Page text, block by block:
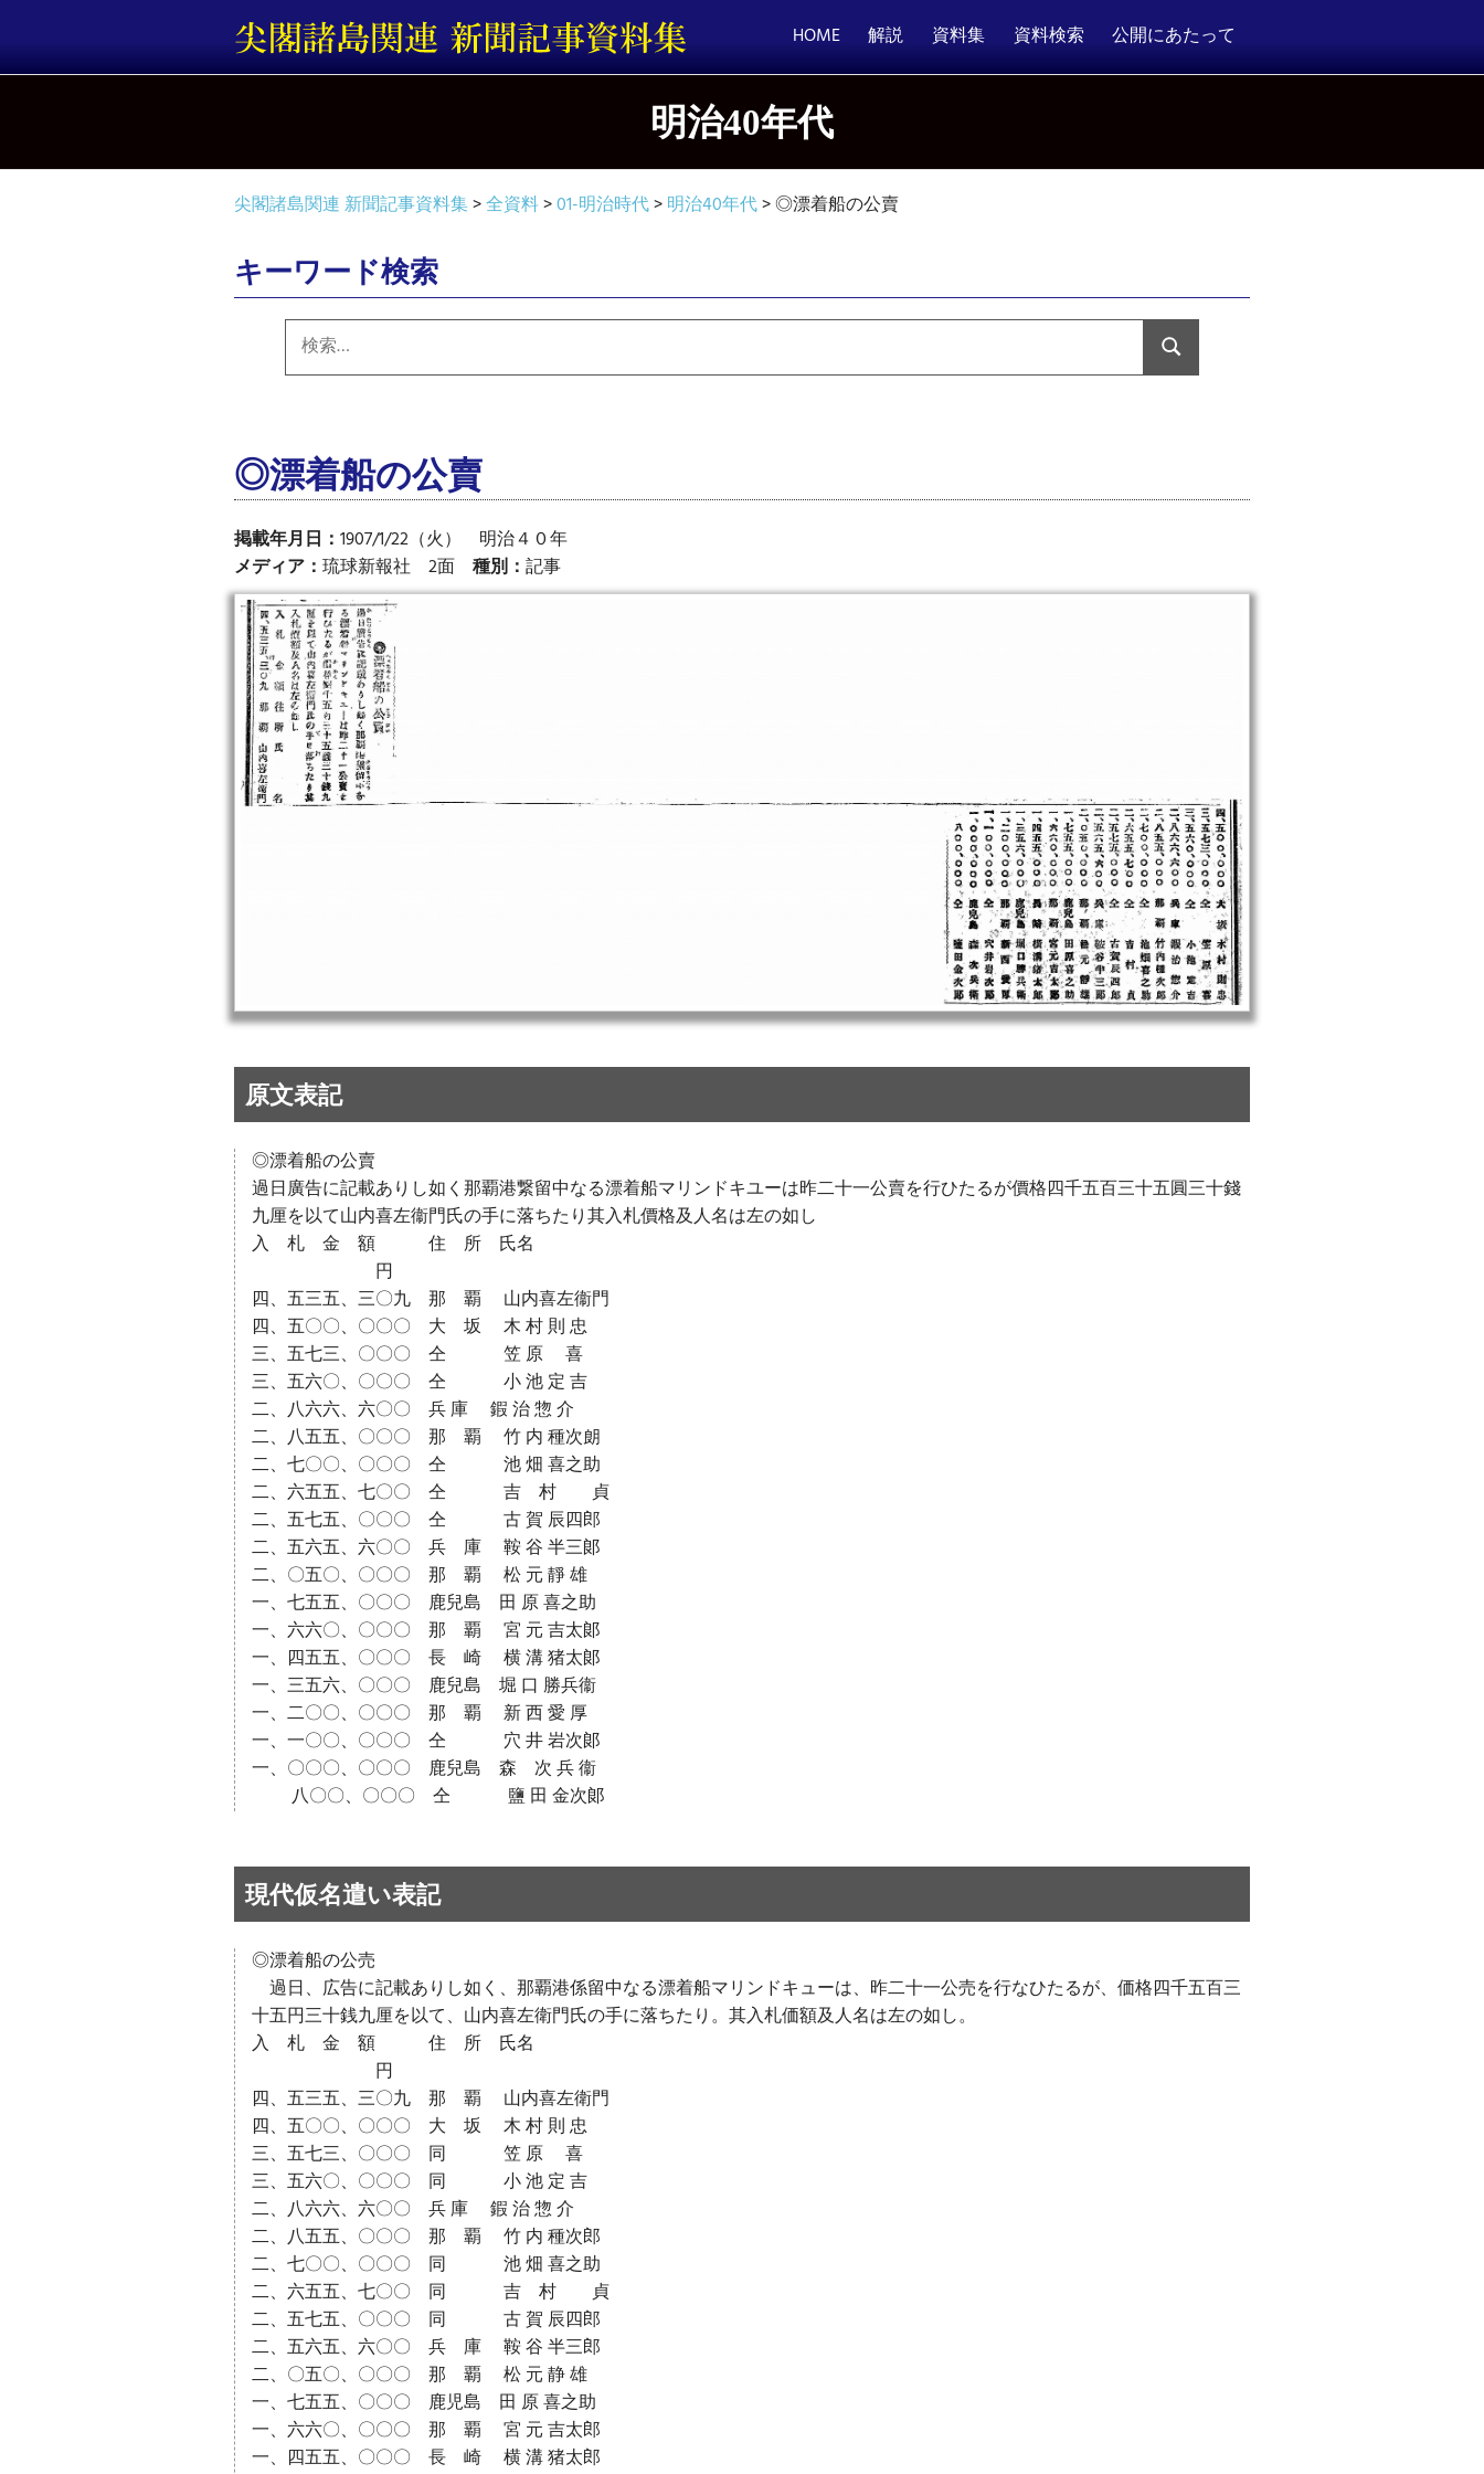
テ
ス
HOME 解説 資料集 資料検索 公開にあたって
明治40年代
尖閣諸島関連 新聞記事資料集>全資料>01-明治時代>明治40年代>◎漂着船の公賣
キーワード検索
索:
検
索
◎漂着船の公賣
掲載年月日： 1907/1/22（火） 明治４０年
メディア： 琉球新報社 2面 種別： 記事
原文表記
◎漂着船の公賣
過日廣告に記載ありし如く那覇港繋留中なる漂着船マリンドキユーは昨二十一公賣を行ひたるが價格四千五百三十五圓三十錢
九厘を以て山内喜左衞門氏の手に落ちたり其入札價格及人名は左の如し
入 札 金 額 住 所 氏名
円
四、五三五、三〇九 那 覇 山内喜左衞門
四、五〇〇、〇〇〇 大 坂 木 村 則 忠
三、五七三、〇〇〇 仝 笠 原 喜
三、五六〇、〇〇〇 仝 小 池 定 吉
二、八六六、六〇〇 兵 庫 鍜 治 惣 介
二、八五五、〇〇〇 那 覇 竹 内 種次朗
二、七〇〇、〇〇〇 仝 池 畑 喜之助
二、六五五、七〇〇 仝 吉 村 貞
二、五七五、〇〇〇 仝 古 賀 辰四郎
二、五六五、六〇〇 兵 庫 鞍 谷 半三郞
二、〇五〇、〇〇〇 那 覇 松 元 靜 雄
一、七五五、〇〇〇 鹿兒島 田 原 喜之助
一、六六〇、〇〇〇 那 覇 宮 元 吉太郞
一、四五五、〇〇〇 長 崎 横 溝 猪太郞
一、三五六、〇〇〇 鹿兒島 堀 口 勝兵衞
一、二〇〇、〇〇〇 那 覇 新 西 愛 厚
一、一〇〇、〇〇〇 仝 穴 井 岩次郞
一、〇〇〇、〇〇〇 鹿兒島 森 次 兵 衞
八〇〇、〇〇〇 仝 鹽 田 金次郞
現代仮名遣い表記
◎漂着船の公売
過日、広告に記載ありし如く、那覇港係留中なる漂着船マリンドキューは、昨二十一公売を行なひたるが、価格四千五百三
十五円三十銭九厘を以て、山内喜左衛門氏の手に落ちたり。其入札価額及人名は左の如し。
入 札 金 額 住 所 氏名
円
四、五三五、三〇九 那 覇 山内喜左衛門
四、五〇〇、〇〇〇 大 坂 木 村 則 忠
三、五七三、〇〇〇 同 笠 原 喜
三、五六〇、〇〇〇 同 小 池 定 吉
二、八六六、六〇〇 兵 庫 鍜 治 惣 介
二、八五五、〇〇〇 那 覇 竹 内 種次郎
二、七〇〇、〇〇〇 同 池 畑 喜之助
二、六五五、七〇〇 同 吉 村 貞
二、五七五、〇〇〇 同 古 賀 辰四郎
二、五六五、六〇〇 兵 庫 鞍 谷 半三郎
二、〇五〇、〇〇〇 那 覇 松 元 静 雄
一、七五五、〇〇〇 鹿児島 田 原 喜之助
一、六六〇、〇〇〇 那 覇 宮 元 吉太郎
一、四五五、〇〇〇 長 崎 横 溝 猪太郎